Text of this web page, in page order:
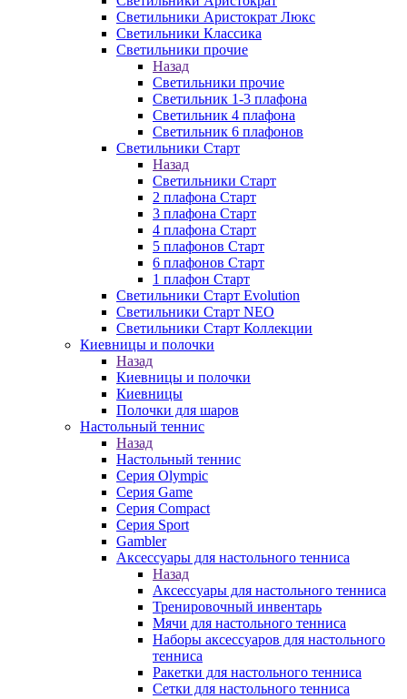
Светильники Аристократ Люкс
Светильники Классика
Светильники прочие
Назад
Светильники прочие
Светильник 1-3 плафона
Светильник 4 плафона
Светильник 6 плафонов
Светильники Старт
Назад
Светильники Старт
2 плафона Старт
3 плафона Старт
4 плафона Старт
5 плафонов Старт
6 плафонов Старт
1 плафон Старт
Светильники Старт Evolution
Светильники Старт NEO
Светильники Старт Коллекции
Киевницы и полочки
Назад
Киевницы и полочки
Киевницы
Полочки для шаров
Настольный теннис
Назад
Настольный теннис
Серия Olympic
Серия Game
Серия Compact
Серия Sport
Gambler
Аксессуары для настольного тенниса
Назад
Аксессуары для настольного тенниса
Тренировочный инвентарь
Мячи для настольного тенниса
Наборы аксессуаров для настольного
тенниса
Ракетки для настольного тенниса
Сетки для настольного тенниса